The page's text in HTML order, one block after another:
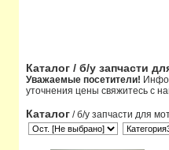
Каталог / б/у запчасти
Уважаемые посетители!
уточнения цены свяжитесь с
Каталог / б/у запчасти для